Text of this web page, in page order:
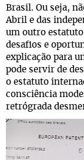
Brasil. Ou seja,
Abril e das
um outro
desafios e
explicação para
pode servir de
o estatuto
consciência
retrógrada